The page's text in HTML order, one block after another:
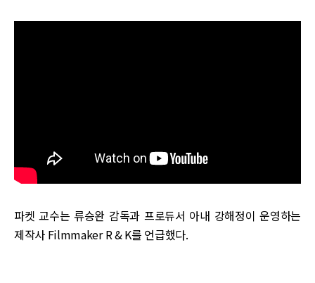
파켓 교수는 류승완 감독과 프로듀서 아내 강해정이 운영하는
제작사 Filmmaker R & K를 언급했다.